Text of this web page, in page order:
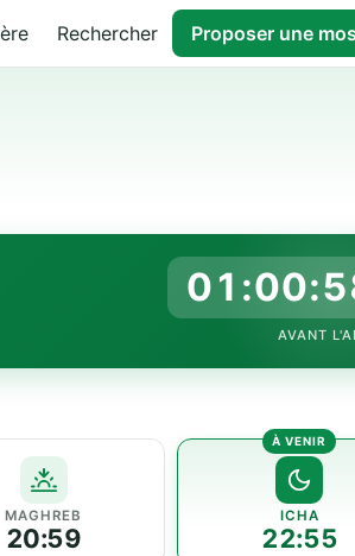
Rechercher Proposer une
AVANT
MAGHREB
20:59
ICHA
22:55